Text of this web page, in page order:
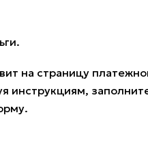
на страницу
инструкциям,